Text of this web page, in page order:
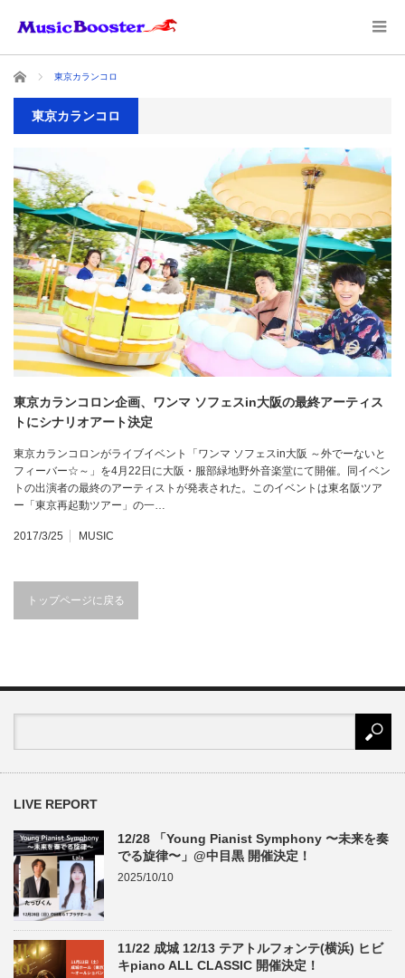
ホーム 東京カランコロ
東京カランコロ
東京カランコロン企画、ワンマ ソフェスin大阪の最終アーティス
トにシナリオアート決定
東京カランコロンがライブイベント「ワンマ ソフェスin大阪 ～外でーないと
フィーバー☆～」を4月22日に大阪・服部緑地野外音楽堂にて開催。同イベン
トの出演者の最終のアーティストが発表された。このイベントは東名阪ツア
ー「東京再起動ツアー」の一…
2017/3/25 MUSIC
トップページに戻る
LIVE REPORT
12/28 「Young Pianist Symphony 〜未来を奏
でる旋律〜」@中目黒 開催決定！
2025/10/10
11/22 成城 12/13 テアトルフォンテ(横浜) ヒビ
キpiano ALL CLASSIC 開催決定！